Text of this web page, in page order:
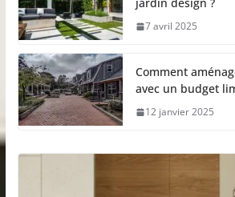
7 avril 2025
Comment
avec un budget
12 janvier 2025